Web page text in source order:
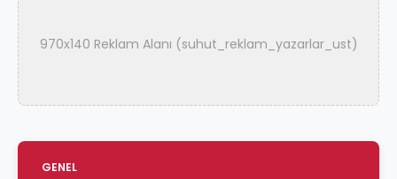
970x140 Reklam Alanı (suhut_reklam_yazarlar_ust)
GENEL